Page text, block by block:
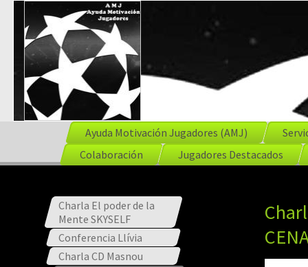
Ayuda Motivación Jugadores (AMJ)
Colaboración
Jugadores Destacados
Charla El poder de la
Mente SKYSELF
Conferencia Llívia
Charla CD Masnou